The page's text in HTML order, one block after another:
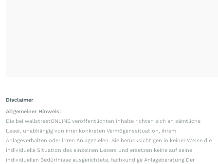
Disclaimer
Allgemeiner Hinweis:
Die bei wallstreetONLINE veröffentlichten Inhalte richten sich an sämtliche
Leser, unabhängig von ihrer konkreten Vermögenssituation, ihrem
Anlageverhalten oder ihren Anlagezielen. Sie berücksichtigen in keiner Weise die
individuelle Situation des einzelnen Lesers und ersetzen keine auf seine
individuellen Bedürfnisse ausgerichtete, fachkundige Anlageberatung.Der